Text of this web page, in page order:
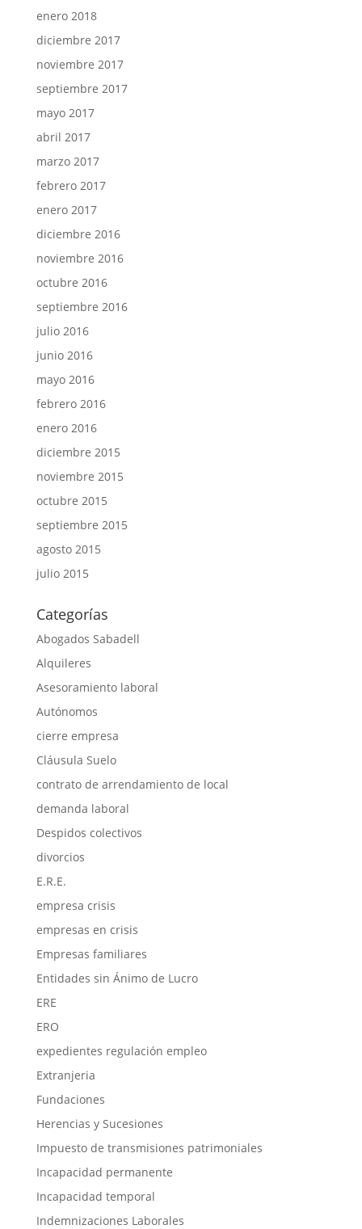
enero 2018
diciembre 2017
noviembre 2017
septiembre 2017
mayo 2017
abril 2017
marzo 2017
febrero 2017
enero 2017
diciembre 2016
noviembre 2016
octubre 2016
septiembre 2016
julio 2016
junio 2016
mayo 2016
febrero 2016
enero 2016
diciembre 2015
noviembre 2015
octubre 2015
septiembre 2015
agosto 2015
julio 2015
Categorías
Abogados Sabadell
Alquileres
Asesoramiento laboral
Autónomos
cierre empresa
Cláusula Suelo
contrato de arrendamiento de local
demanda laboral
Despidos colectivos
divorcios
E.R.E.
empresa crisis
empresas en crisis
Empresas familiares
Entidades sin Ánimo de Lucro
ERE
ERO
expedientes regulación empleo
Extranjeria
Fundaciones
Herencias y Sucesiones
Impuesto de transmisiones patrimoniales
Incapacidad permanente
Incapacidad temporal
Indemnizaciones Laborales